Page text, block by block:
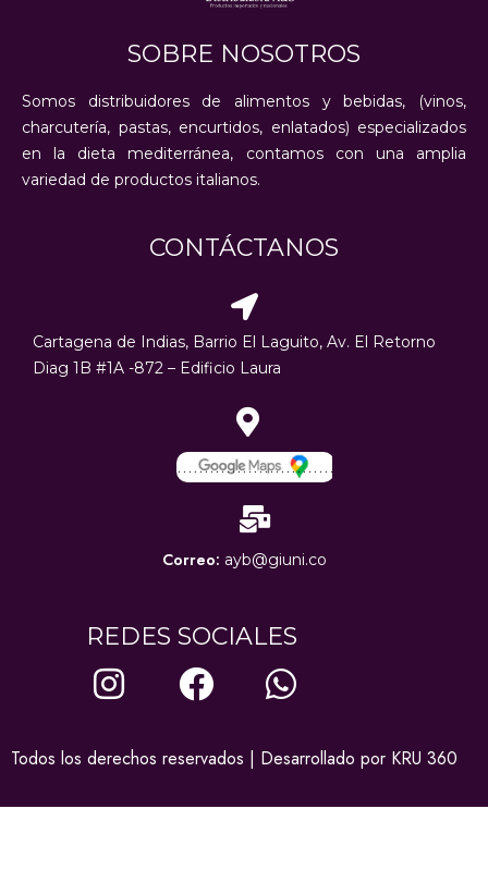
SOBRE NOSOTROS
Somos distribuidores de alimentos y bebidas, (vinos,
charcutería, pastas, encurtidos, enlatados) especializados
en la dieta mediterránea, contamos con una amplia
variedad de productos italianos.
CONTÁCTANOS
Cartagena de Indias, Barrio El Laguito, Av. El Retorno
Diag 1B #1A -872 – Edificio Laura
………………………..
Correo: ayb@giuni.co
REDES SOCIALES
Todos los derechos reservados | Desarrollado por KRU 360